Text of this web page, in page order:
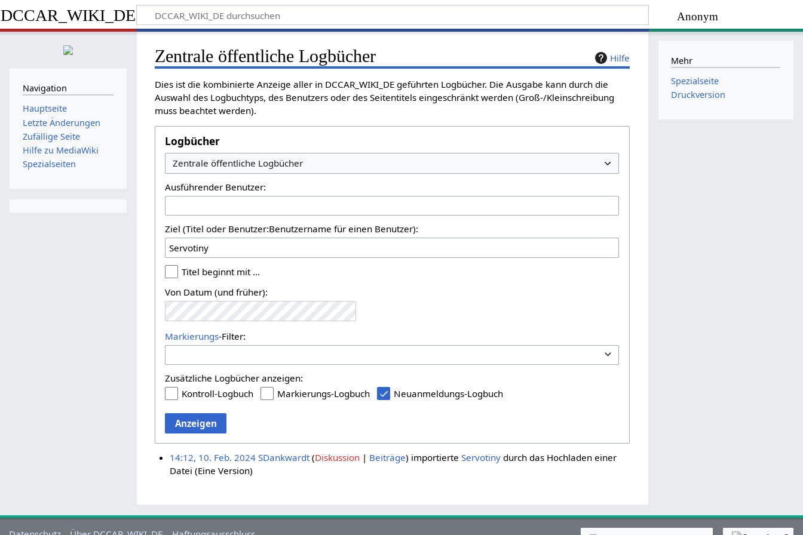
Anonym
DCCAR_WIKI_DE
Hilfe
Zentrale öffentliche Logbücher
Dies ist die kombinierte Anzeige aller in DCCAR_WIKI_DE geführten Logbücher. Die Ausgabe kann durch die
Auswahl des Logbuchtyps, des Benutzers oder des Seitentitels eingeschränkt werden (Groß-/Kleinschreibung
muss beachtet werden).
Logbücher
Ausführender Benutzer:
Ziel (Titel oder Benutzer:Benutzername für einen Benutzer):
Titel beginnt mit …
Von Datum (und früher):
Markierungs-Filter:
Zusätzliche Logbücher anzeigen:
Kontroll-Logbuch
Markierungs-Logbuch Neuanmeldungs-Logbuch
Anzeigen
14:12, 10. Feb. 2024 SDankwardt Diskussion Beiträge importierte Servotinydurch das Hochladen einer
Datei (Eine Version)
Navigation
Hauptseite
Letzte Änderungen
Zufällige Seite
Hilfe zu MediaWiki
Spezialseiten
Mehr
Spezialseite
Druckversion